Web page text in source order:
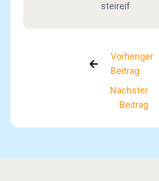
steireif

Vorheriger
Beitrag
Nächster
Beitrag